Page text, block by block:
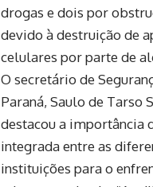
drogas e dois por
devido à destruição de
celulares por parte de
O secretário de
Paraná, Saulo de Tarso
destacou a importância
integrada entre as
instituições para o